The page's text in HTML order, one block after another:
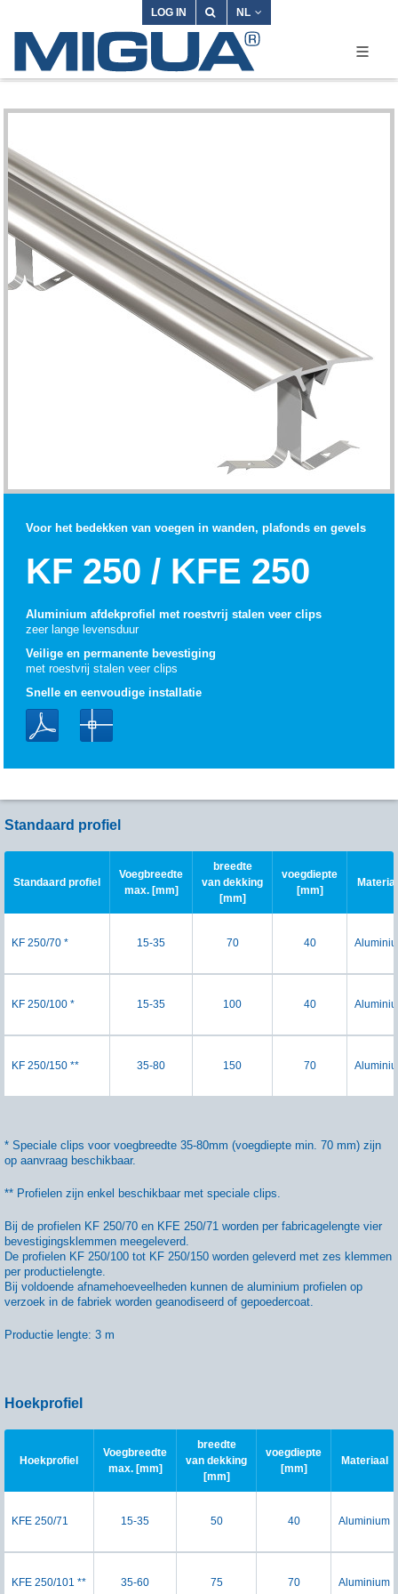
LOG IN NL
Voor het bedekken van voegen in wanden, plafonds en gevels
KF 250 / KFE 250
Aluminium afdekprofiel met roestvrij stalen veer clips
zeer lange levensduur
Veilige en permanente bevestiging
met roestvrij stalen veer clips
Snelle en eenvoudige installatie
Standaard profiel
Standaard profiel
Voegbreedte
max. [mm]
breedte
van dekking
[mm]
voegdiepte
[mm]
KF 250/70 * 15-35 70 40
KF 250/100 * 15-35 100 40
KF 250/150 ** 35-80 150 70
* Speciale clips voor voegbreedte 35-80mm (voegdiepte min. 70 mm) zijn
op aanvraag beschikbaar.
** Profielen zijn enkel beschikbaar met speciale clips.
Bij de profielen KF 250/70 en KFE 250/71 worden per fabricagelengte vier
bevestigingsklemmen meegeleverd.
De profielen KF 250/100 tot KF 250/150 worden geleverd met zes klemmen
per productielengte.
Bij voldoende afnamehoeveelheden kunnen de aluminium profielen op
verzoek in de fabriek worden geanodiseerd of gepoedercoat.
Productie lengte: 3 m
Hoekprofiel
Hoekprofiel
Voegbreedte
max. [mm]
breedte
van dekking
[mm]
voegdiepte
[mm]
Materiaal
KFE 250/71 15-35 50 40 Aluminium
KFE 250/101 ** 35-60 75 70 Aluminium